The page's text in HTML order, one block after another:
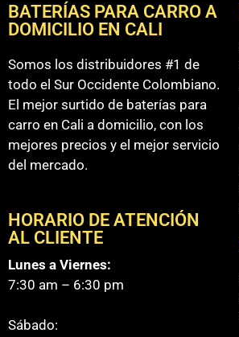
BATERÍAS PARA CARRO A
DOMICILIO EN CALI
Somos los distribuidores #1 de
todo el Sur Occidente Colombiano.
El mejor surtido de baterías para
carro en Cali a domicilio, con los
mejores precios y el mejor servicio
del mercado.
HORARIO DE ATENCIÓN
AL CLIENTE
Lunes a Viernes:
7:30 am – 6:30 pm
Sábado: